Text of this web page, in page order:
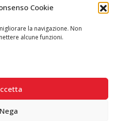
Cookie
la navigazione. Non
alcune funzioni.
Nega